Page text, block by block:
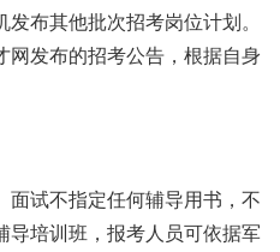
布其他批次招考岗位计划。
网发布的招考公告，根据自身
面试不指定任何辅导用书，不
导培训班，报考人员可依据军